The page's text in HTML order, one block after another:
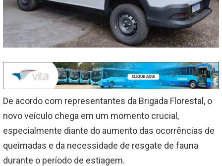
De acordo com representantes da Brigada Florestal, o
novo veículo chega em um momento crucial,
especialmente diante do aumento das ocorrências de
queimadas e da necessidade de resgate de fauna
durante o período de estiagem.